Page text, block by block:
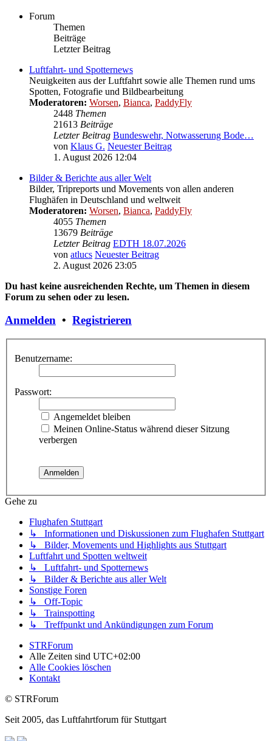
Forum
Themen
Beiträge
Letzter Beitrag
Luftfahrt- und Spotternews
Neuigkeiten aus der Luftfahrt sowie alle Themen rund ums
Spotten, Fotografie und Bildbearbeitung
Moderatoren: Worsen, Bianca, PaddyFly
2448 Themen
21613 Beiträge
Letzter Beitrag Bundeswehr, Notwasserung Bode…
von Klaus G. Neuester Beitrag
1. August 2026 12:04
Bilder & Berichte aus aller Welt
Bilder, Tripreports und Movements von allen anderen
Flughäfen in Deutschland und weltweit
Moderatoren: Worsen, Bianca, PaddyFly
4055 Themen
13679 Beiträge
Letzter Beitrag EDTH 18.07.2026
von atlucs Neuester Beitrag
2. August 2026 23:05
Du hast keine ausreichenden Rechte, um Themen in diesem
Forum zu sehen oder zu lesen.
Anmelden • Registrieren
Benutzername:
Passwort:
Angemeldet bleiben
Meinen Online-Status während dieser Sitzung
verbergen
Gehe zu
Flughafen Stuttgart
↳ Informationen und Diskussionen zum Flughafen Stuttgart
↳ Bilder, Movements und Highlights aus Stuttgart
Luftfahrt und Spotten weltweit
↳ Luftfahrt- und Spotternews
↳ Bilder & Berichte aus aller Welt
Sonstige Foren
↳ Off-Topic
↳ Trainspotting
↳ Treffpunkt und Ankündigungen zum Forum
STRForum
Alle Zeiten sind UTC+02:00
Alle Cookies löschen
Kontakt
© STRForum
Seit 2005, das Luftfahrtforum für Stuttgart